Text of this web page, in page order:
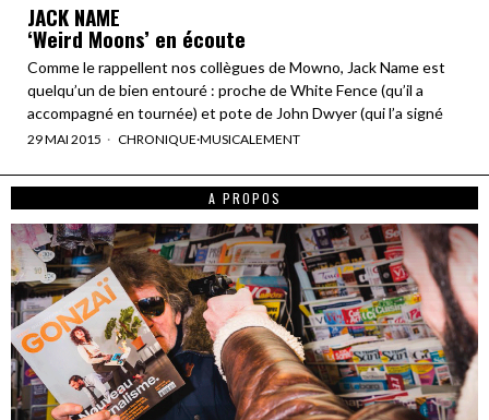
JACK NAME
‘Weird Moons’ en écoute
Comme le rappellent nos collègues de Mowno, Jack Name est
quelqu’un de bien entouré : proche de White Fence (qu’il a
accompagné en tournée) et pote de John Dwyer (qui l’a signé
29 MAI 2015 CHRONIQUE·MUSICALEMENT
A PROPOS